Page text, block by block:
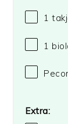
1
1
Extra: